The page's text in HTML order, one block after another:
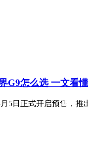
G9怎么选 一文看懂
5日正式开启预售，